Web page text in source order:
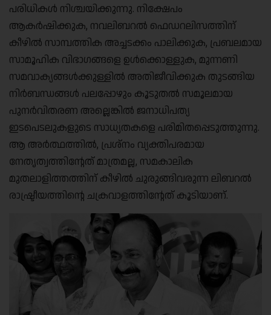
പരിധികൾ നിശ്ചയിക്കുന്നു. നിക്ഷേപം
ആകർഷിക്കുക, നവലിബറൽ ഫെഡറലിസത്തിന്
കീഴിൽ സാമ്പത്തിക അച്ചടക്കം പാലിക്കുക, പ്രബലമായ
സാമൂഹിക വിഭാഗങ്ങളെ ഉൾക്കൊള്ളുക, മുന്നണി
സമവാക്യങ്ങൾക്കുള്ളിൽ അതിജീവിക്കുക തുടങ്ങിയ
നിർബന്ധങ്ങൾ പലപ്പോഴും കൂടുതൽ സമൂലമായ
പുനർവിതരണ അല്ലെങ്കിൽ ജനാധിപത്യ
ഇടപെടലുകളുടെ സാധ്യതകളെ പരിമിതപ്പെടുത്തുന്നു.
ആ അർത്ഥത്തിൽ, പ്രശ്നം വ്യക്തിപരമായ
നേതൃത്വത്തിന്റേത് മാത്രമല്ല, സമകാലിക
മുതലാളിത്തത്തിന് കീഴിൽ ചുരുങ്ങിവരുന്ന ലിബറൽ
രാഷ്ട്രീയത്തിന്റെ ചക്രവാളത്തിന്റേത് കൂടിയാണ്.